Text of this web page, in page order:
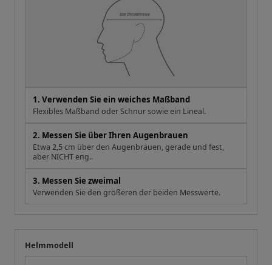
1. Verwenden Sie ein weiches Maßband
Flexibles Maßband oder Schnur sowie ein Lineal.
2. Messen Sie über Ihren Augenbrauen
Etwa 2,5 cm über den Augenbrauen, gerade und fest,
aber NICHT eng..
3. Messen Sie zweimal
Verwenden Sie den größeren der beiden Messwerte.
Ihre Messung
Helmmodell